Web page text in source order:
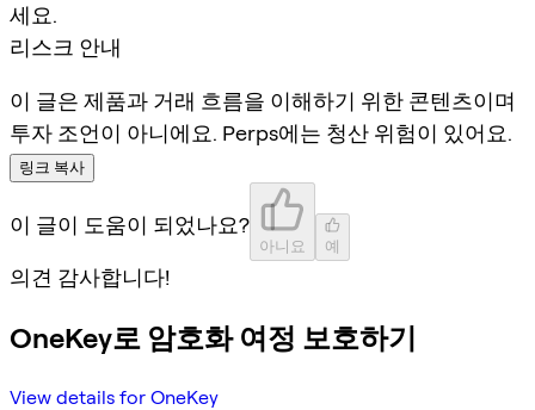
세요.
리스크 안내
이 글은 제품과 거래 흐름을 이해하기 위한 콘텐츠이며
투자 조언이 아니에요. Perps에는 청산 위험이 있어요.
링크 복사
이 글이 도움이 되었나요?
아니요 예
의견 감사합니다!
OneKey로 암호화 여정 보호하기
View details for OneKey